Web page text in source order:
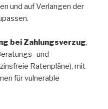
und auf Verlangen der
bei Zahlungsverzug,
und
Ratenpläne), mit
für vulnerable